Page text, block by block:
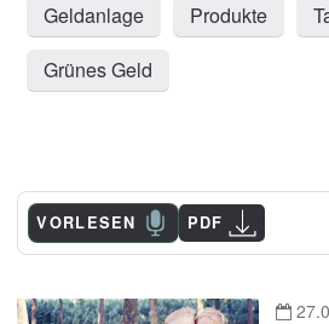
Geldanlage Produkte
Grünes Geld
VORLESEN PDF